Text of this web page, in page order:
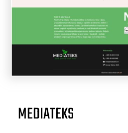
MEDIATEKS